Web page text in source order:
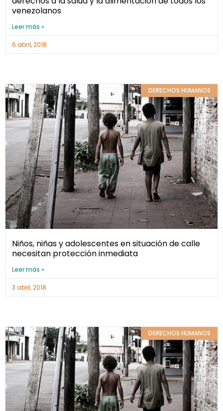
venezolanos
Leer más »
6 abril, 2018
DERECHOS HUMANOS
Niños, niñas y adolescentes en situación de calle
necesitan protección inmediata
Leer más »
3 abril, 2018
DERECHOS HUMANOS